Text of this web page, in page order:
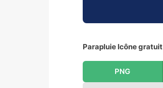
Parapluie Icône gratuit
PNG